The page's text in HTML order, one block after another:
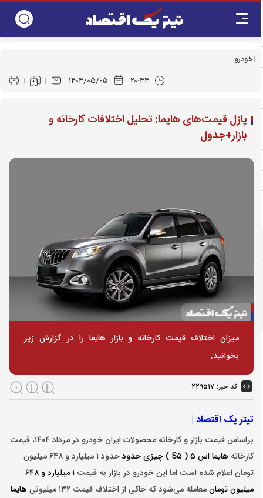
خودرو
۱۴۰۴/۰۵/۰۵ ۲۰:۴۴
پازل قیمت‌های هایما: تحلیل اختلافات کارخانه و
بازار+جدول
میزان اختلاف قیمت کارخانه و بازار هایما را در گزارش زیر
بخوانید.
کد خبر: ۲۲۹۵۱۷
تیتر یک اقتصاد |
براساس قیمت بازار و کارخانه محصولات ایران خودرو در مرداد ۱۴۰۴، قیمت
کارخانه هایما اس ۵ ( S۵ ) چیزی حدود حدود ۱ میلیارد و ۶۴۸ میلیون
تومان اعلام شده است اما این خودرو در بازار به قیمت
۶۴۸
میلیون تومانمعامله می‌شود که حاکی از اختلاف قیمت ۱۳۲ میلیونی
هایما